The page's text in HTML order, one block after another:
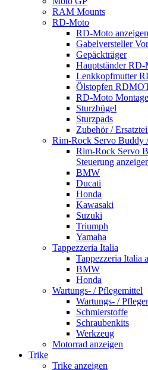
RAM Mounts
RD-Moto
RD-Moto anzeigen
Gabelversteller
Gepäckträger
Hauptständer RD-
Lenkkopfmutter
Ölstopfen
RD-Moto
Sturzbügel
Sturzpads
Zubehör /
Rim-Rock Servo Buddy
Rim-Rock Servo
Steuerung
BMW
Ducati
Honda
Kawasaki
Suzuki
Triumph
Yamaha
Tappezzeria Italia
Tappezzeria Italia
BMW
Honda
Wartungs- / Pflegemittel
Wartungs- /
Schmierstoffe
Schraubenkits
Werkzeug
Motorrad anzeigen
Trike
Trike anzeigen